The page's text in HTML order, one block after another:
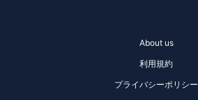
About us
利用規約
プライバシーポリシー